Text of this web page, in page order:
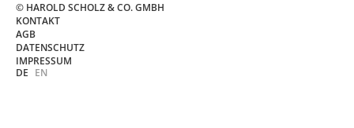
© HAROLD SCHOLZ & CO. GMBH
KONTAKT
AGB
DATENSCHUTZ
IMPRESSUM
DE EN